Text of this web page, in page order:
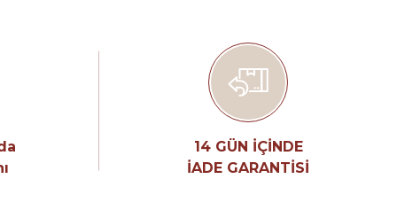
14 GÜN İÇİNDE
İADE GARANTİSİ